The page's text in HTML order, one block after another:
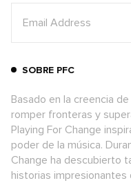
SOBRE PFC
Basado en la creencia
romper fronteras y
Playing For Change
poder de la música.
Change ha descubierto
historias